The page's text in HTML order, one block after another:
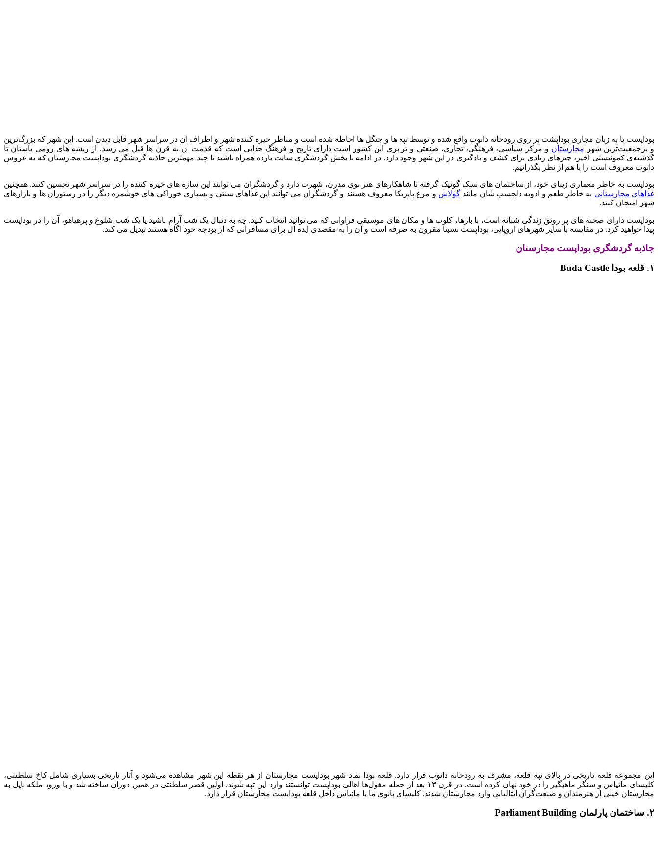
بوداپست یا به زبان مجاری بوداپشت بر روی رودخانه دانوب واقع شده و توسط تپه ها و جنگل ها احاطه شده است و مناظر خیره کننده شهر و اطراف آن در سراسر شهر قابل دیدن است. این شهر که بزرگ‌ترین
و پرجمعیت‌ترین شهر مجارستان و مرکز سیاسی، فرهنگی، تجاری، صنعتی و ترابری این کشور است دارای تاریخ و فرهنگ جذابی است که قدمت آن به قرن ها قبل می رسد. از ریشه های رومی باستان تا
گذشته‌ی کمونیستی اخیر، چیزهای زیادی برای کشف و یادگیری در این شهر وجود دارد. در ادامه با بخش گردشگری سایت بازده همراه باشید تا چند مهمترین جاذبه گردشگری بوداپست مجارستان که به عروس
دانوب معروف است را با هم از نظر بگذرانیم.
بوداپست به خاطر معماری زیبای خود، از ساختمان های سبک گوتیک گرفته تا شاهکارهای هنر نوی مدرن، شهرت دارد و گردشگران می توانند این سازه های خیره کننده را در سراسر شهر تحسین کنند. همچنین
غذاهای مجارستانی به خاطر طعم و ادویه دلچسب شان مانند گولاش و مرغ پاپریکا معروف هستند و گردشگران می توانند این غذاهای سنتی و بسیاری خوراکی های خوشمزه دیگر را در رستوران ها و بازارهای
شهر امتحان کنند.
بوداپست دارای صحنه های پر رونق زندگی شبانه است، با بارها، کلوب ها و مکان های موسیقی فراوانی که می توانید انتخاب کنید. چه به دنبال یک شب آرام باشید یا یک شب شلوغ و پرهیاهو، آن را در بوداپست
پیدا خواهید کرد. در مقایسه با سایر شهرهای اروپایی، بوداپست نسبتاً مقرون به صرفه است و آن را به مقصدی ایده آل برای مسافرانی که از بودجه خود آگاه هستند تبدیل می کند.
جاذبه گردشگری بوداپست مجارستان
۱. قلعه بودا Buda Castle
این مجموعه قلعه تاریخی در بالای تپه قلعه، مشرف به رودخانه دانوب قرار دارد. قلعه بودا نماد شهر بوداپست مجارستان از هر نقطه این شهر مشاهده می‌شود و آثار تاریخی بسیاری شامل کاخ سلطنتی،
کلیسای ماتیاس و سنگر ماهیگیر را در خود نهان کرده ‌است. در قرن ۱۳ بعد از حمله مغول‌ها اهالی بوداپست توانستند وارد این تپه شوند. اولین قصر سلطنتی در همین دوران ساخته شد و با ورود ملکه ناپل به
مجارستان خیلی از هنرمندان و صنعت‌گران ایتالیایی وارد مجارستان شدند. کلیسای بانوی ما یا ماتیاس داخل قلعه بوداپست مجارستان قرار دارد.
۲. ساختمان پارلمان Parliament Building